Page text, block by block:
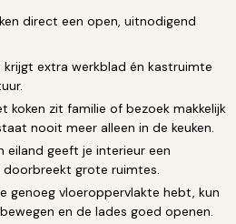
direct een open, uitnodigend
krijgt extra werkblad én kastruimte
koken zit familie of bezoek makkelijk
nooit meer alleen in de keuken.
eiland geeft je interieur een
grote ruimtes.
genoeg vloeroppervlakte hebt, kun
en de lades goed openen.